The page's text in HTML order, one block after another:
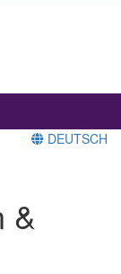
DEUTSCH
&